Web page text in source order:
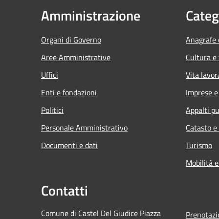
Amministrazione
Organi di Governo
Aree Amministrative
Uffici
Enti e fondazioni
Politici
Personale Amministrativo
Documenti e dati
Cultura
Vita
Imprese
Appalti
Catasto
Turismo
Mobilità
Contatti
Comune di Castel Del Giudice Piazza